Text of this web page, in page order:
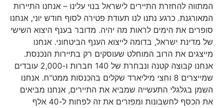
המתווה להחזרת התיירים לישראל בנוי עלינו – אנחנו התיירות
המאורגנת. כרגע נתנו לנו תעודת פטירה לסוף חודש יוני, אנחנו
סופרים את הימים לראות מה יהיה. מדובר בענף היצוא השישי
של מדינת ישראל, בדומה לייצוא הענף הביטחוני. אנחנו
מייצגים את הרוב המוחלט שעוסקים רק בתיירות הנכנסת.
אנחנו קבוצה קטנה ונבחרת של 140 חברות ו-2,000 עובדים
שמייצרים 8 וחצי מיליארד שקלים בהכנסות ממט"ח. אנחנו
השמן בגלגלי התעשייה שמביא את התיירים, אנחנו מביאים
את הכסף לחשבונות ומפזרים את זה לפחות ל-40 אלף